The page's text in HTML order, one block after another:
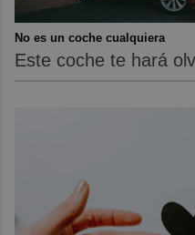
No es un coche cualquiera
Este coche te hará